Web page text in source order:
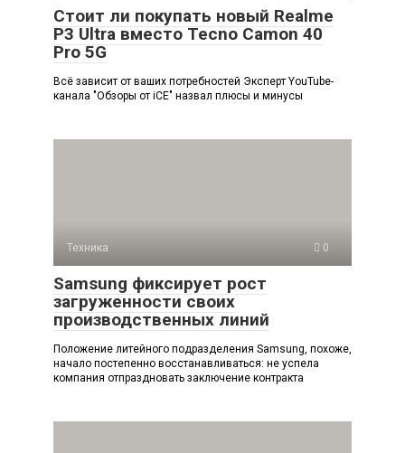
Стоит ли покупать новый Realme
P3 Ultra вместо Tecno Camon 40
Pro 5G
Всё зависит от ваших потребностей Эксперт YouTube-
канала "Обзоры от iCE" назвал плюсы и минусы
Техника 0
Samsung фиксирует рост
загруженности своих
производственных линий
Положение литейного подразделения Samsung, похоже,
начало постепенно восстанавливаться: не успела
компания отпраздновать заключение контракта